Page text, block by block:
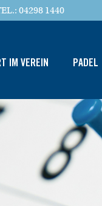
04298 1440
IM VEREIN PADEL